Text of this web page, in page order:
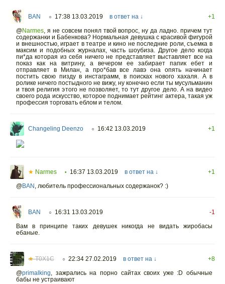
BAN ○ 17:38 13.03.2019 в ответ на ↓
+1
@Narmes, я не совсем понял твой вопрос, ну да ладно. причем тут
содержанки и Бабенкова? Нормальная девушка с красивой фигурой
и внешностью, играет в театре и кино не последние роли, съемка в
максим и подобных журналах, часть шоубиза. Другое дело когда
пи*да которая из себя ничего не представляет выставляет все на
показ как на витрину, а вечером ее забирает папик ебет и
отправляет в Милан, а про*бав все лавэ она опять начинает
постить свою пизду в инстаграмм, в поисках нового хахаля. А в
ролике ничего постыдного не вижу, ну конечно если ты мусульманин
и твоя религия этого не позволяет, то тут другое дело. А на видео
своего рода искусство, которое поднимает рейтинг актера, такая уж
профессия торговать еблом и телом.
Changeling Deenzo ○ 16:42 13.03.2019 +1
★ Narmes • 16:37 13.03.2019 в ответ на ↓
+1
@BAN , любитель профессиональных содержанок? :)
BAN ○ 16:31 13.03.2019
-1
Вам в принципе таких девушек никогда не видать жиробасы
ебаные.
★T0X1C ○ 22:34 27.02.2019 в ответ на ↓
+8
@primalking, зажрались на порно сайтах своих уже :D обычные
бабы не устраивают